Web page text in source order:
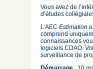
Vous avez de
d’études
L’AEC Estimation
comprend
connaissances
logiciels CDAO.
surveillance de